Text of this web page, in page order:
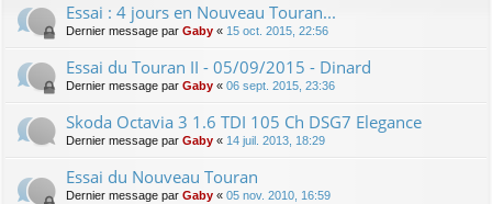
Essai : 4 jours en Nouveau Touran...
Dernier message par Gaby « 15 oct. 2015, 22:56
Essai du Touran II - 05/09/2015 - Dinard
Dernier message par Gaby « 06 sept. 2015, 23:36
Skoda Octavia 3 1.6 TDI 105 Ch DSG7 Elegance
Dernier message par Gaby « 14 juil. 2013, 18:29
Essai du Nouveau Touran
Dernier message par Gaby « 05 nov. 2010, 16:59